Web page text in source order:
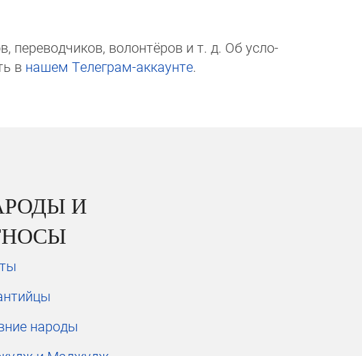
пере­вод­чи­ков, волон­тёров и т. д. Об ус­ло­
в на­шем Те­ле­грам-ак­каунте.
И
народы